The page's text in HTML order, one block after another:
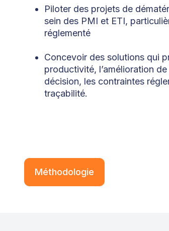
Piloter des projets de
sein des PMI et ETI,
réglementé
Concevoir des solutions qui
productivité, l’amélioration
décision, les contraintes
traçabilité.
Méthodologie